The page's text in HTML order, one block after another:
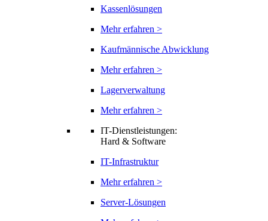
Kassenlösungen
Mehr erfahren >
Kaufmännische Abwicklung
Mehr erfahren >
Lagerverwaltung
Mehr erfahren >
IT-Dienstleistungen:
Hard & Software
IT-Infrastruktur
Mehr erfahren >
Server-Lösungen